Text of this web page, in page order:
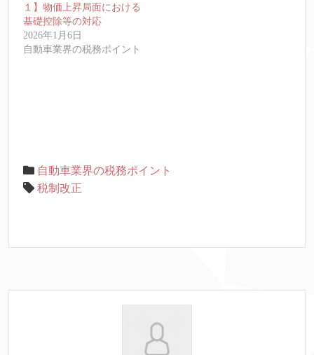
１】物価上昇局面における
基礎控除等の対応
2026年1月6日
自動車業界の税務ポイント
自動車業界の税務ポイント
税制改正